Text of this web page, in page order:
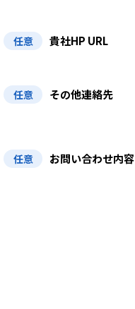
任意 貴社HP URL
任意
その他連絡先
任意 お問い合わせ内容